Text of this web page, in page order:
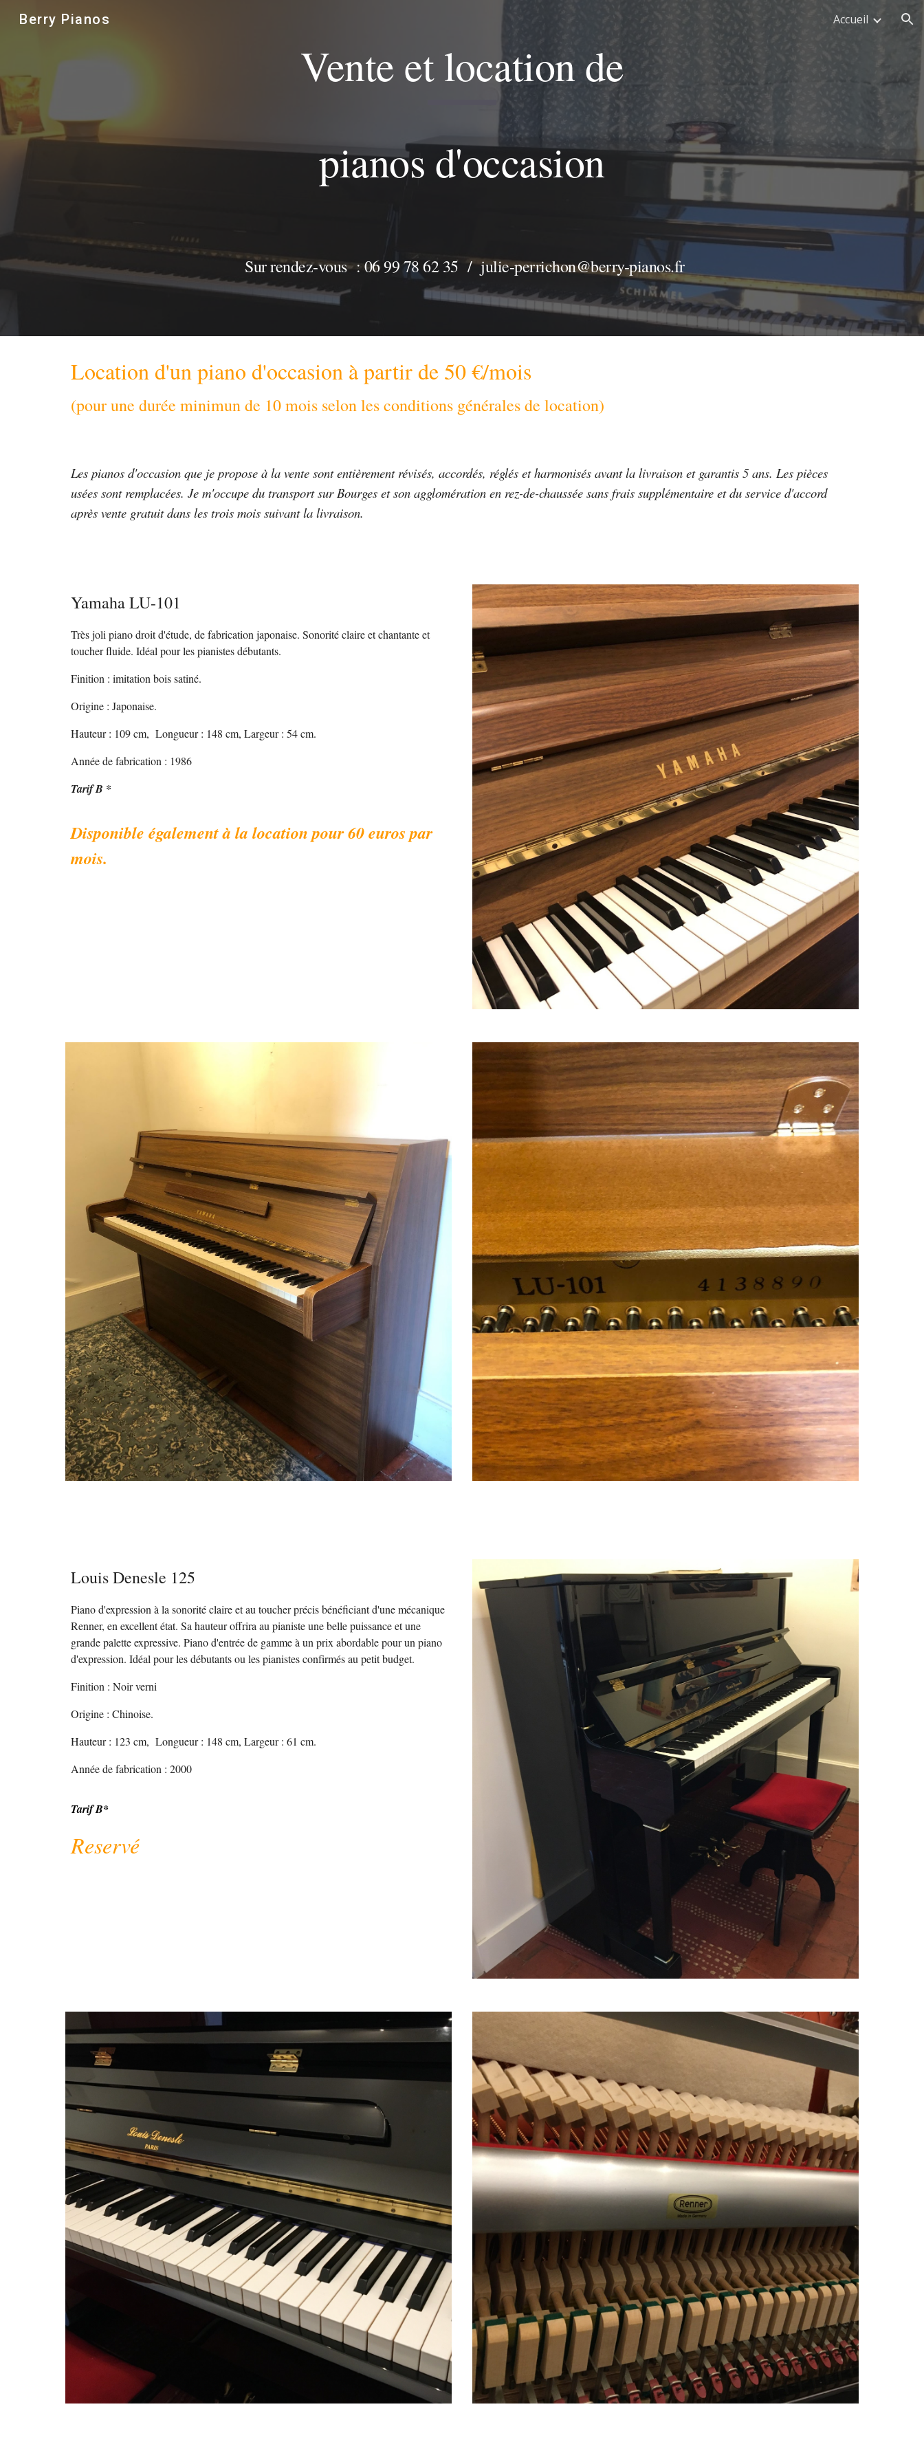
Berry Pianos Accueil
Vente et location de
pianos d'occasion
Sur rendez-vous : 06 99 78 62 35 / julie-perrichon@berry-pianos.fr
Location d'un piano d'occasion à partir de 50 €/mois
(pour une durée minimun de 10 mois selon les conditions générales de location)
Les pianos d'occasion que je propose à la vente sont entièrement révisés, accordés, réglés et harmonisés avant la livraison et garantis 5 ans. Les pièces
usées sont remplacées. Je m'occupe du transport sur Bourges et son agglomération en rez-de-chaussée sans frais supplémentaire et du service d'accord
après vente gratuit dans les trois mois suivant la livraison.
Yamaha LU-101
Très joli pianodroit d'étude, de fabrication japonaise. Sonorité claire et chantante et
toucher fluide. Idéal pourles pianistes débutants.
Finition : imitation bois satiné.
Origine : Japonaise.
Hauteur : 109cm, Longueur : 148 cm, Largeur : 54cm.
Année de fabrication : 1986
TarifB *
Disponible également à la location pour 60 euros par
mois.
Louis Denesle 125
Piano d'expression à la sonorité claire et au toucher précis bénéficiant d'une mécanique
Renner, en excellent état. Sa hauteur offrira au pianiste unebelle puissance et une
grande palette expressive. Piano d'entrée de gamme à un prix abordable pour un piano
d'expression. Idéal pour les débutants ou les pianistes confirmés au petit budget.
Finition : Noir verni
Origine : Chinoise.
Hauteur : 123 cm, Longueur : 148 cm, Largeur : 61 cm.
Année de fabrication : 2000
TarifB*
Reservé